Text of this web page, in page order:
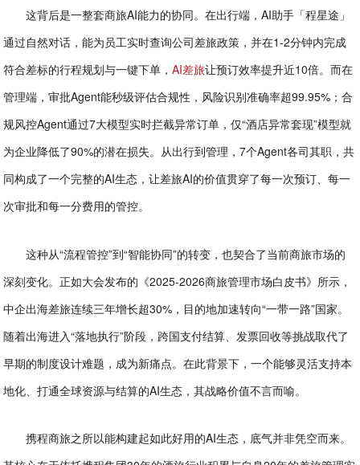
这背后是一整套商旅AI能力的协同。在出行端，AI助手「程星途」
通过自然对话，能为员工实时查询公司差旅政策，并在1-2分钟内完成
符合差标的行程规划与一键下单，AI差旅让预订效率提升近10倍。而在
管理端，审批Agent能秒级评估合规性，风险识别准确率超99.95%；合
规风控Agent通过7大模型实时拦截异常订单，仅“酒店异常套现”模型就
为企业降低了90%的潜在损失。从出行到管理，7个Agent各司其职，共
同构成了一个完整的AI生态，让差旅AI的价值贯穿了每一次预订、每一
次审批和每一分费用的管控。
这种从“流程管控”到“智能协同”的转变，也契合了当前商旅市场的
深刻变化。正如大会发布的《2025-2026商旅管理市场白皮书》所示，
中企出海差旅连续三年增长超30%，目的地加速转向“一带一路”国家。
随着出海进入“落地执行”阶段，跨国支付结算、发票回收等挑战取代了
早期的制度设计难题，成为新痛点。在此背景下，一个能够灵活支持本
地化、打通全球资源与结算的AI生态，其战略价值不言而喻。
携程商旅之所以能构建起如此好用的AI生态，底气并非凭空而来。